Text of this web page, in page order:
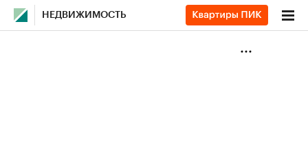
НЕДВИЖИМОСТЬ